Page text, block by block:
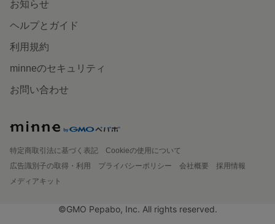
お知らせ
ヘルプとガイド
利用規約
minneのセキュリティ
お問い合わせ
特定商取引法に基づく表記
Cookieの使用について
広告識別子の取得・利用
プライバシーポリシー 会社概要
採用情報
メディアキット
©GMO Pepabo, Inc. All rights reserved.